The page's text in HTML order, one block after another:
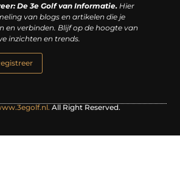
De 3e Golf van Informatie.Hier
van blogs en artikelen die je
en verbinden. Blijf op de hoogte van
inzichten en trends.
All Right Reserved.